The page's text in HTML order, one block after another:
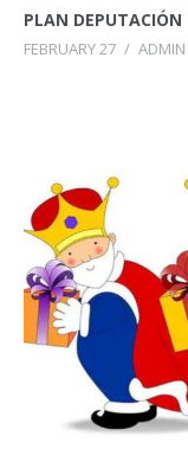
PLAN DEPUTACIÓN
FEBRUARY 27 / ADMIN